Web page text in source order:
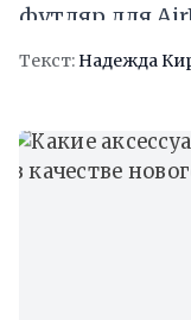
футляр для
Текст: Надежда